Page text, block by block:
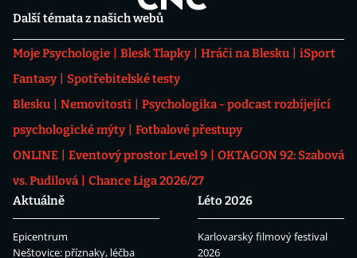
Další témata z našich webů
Moje Psychologie Blesk Tlapky Hráči na Blesku
iSport
Fantasy
Spotřebitelské testy
Blesku
Nemovitosti
Psychologika - podcast rozbíjející
psychologické mýty
Fotbalové přestupy
ONLINE
Eventový prostor Level 9
OKTAGON 92: Szabová
vs. Pudilová
Chance Liga 2026/27
Aktuálně
Epicentrum
Neštovice: příznaky, léčba
Léto 2026
Karlovarský filmový festival
2026